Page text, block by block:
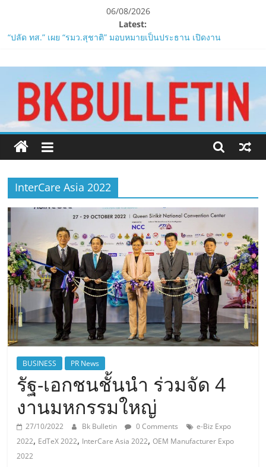
content
06/08/2026
Latest:
ZTE จับมือ AIS อัปเกรด Backbone Networkสำหรับภาครัฐและองค์กร
ธุรกิจ มุ่งเสริมรากฐานเศรษฐกิจดิจิทัลให้แกร่งยิ่งขึ้น
Biodiversity & Bioeconomy Forum 2026เดินหน้าขับเคลื่อน
นโยบาย Nature Positive สู่เศรษฐกิจชีวภาพที่ยั่งยืน
ห้ามพลาด! Smilegate เปิดตัว ‘เฮเลนา’ เซิร์ฟเวอร์ใหม่ของ
LORDNINE 29 ก.ค. นี้
LORDNINE ครบรอบ 1 ปี! Smilegate เปิด “Helena” เซิร์ฟฯ ใหม่
พร้อมอาวุธเคียวและศึกกิลด์-PvP เดือดครึ่งปีหลัง 2026
Smilegate ฉลองครบรอบ 1 ปี “Lordnine”เปิดตัวเซิร์ฟใหม่ ‘Helena’
บูสต์ EXP กระฉูด 50% พร้อมแจกซัมมอนสูงสุด 1,111 ครั้ง!
เสนอ
ข่าว
ครบ
ทุก
InterCare Asia 2022
BUSINESS PR News
รัฐ-เอกชนชั้นนำ ร่วมจัด 4
งานมหกรรมใหญ่
27/10/2022 Bk Bulletin 0 Comments
e-Biz Expo
2022, EdTeX 2022, InterCare Asia 2022,OEM Manufacturer Expo
2022